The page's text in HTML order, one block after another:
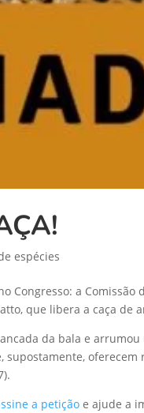
espécies
Congresso: a
que libera a caça de
da bala e
supostamente,
a petição e ajude a